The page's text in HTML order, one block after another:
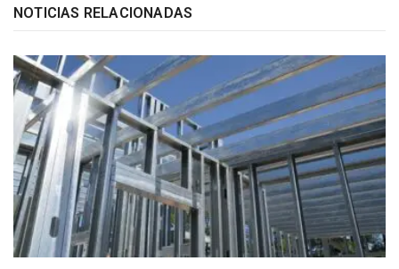
NOTICIAS RELACIONADAS